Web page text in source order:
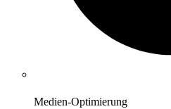
Medien-Optimierung